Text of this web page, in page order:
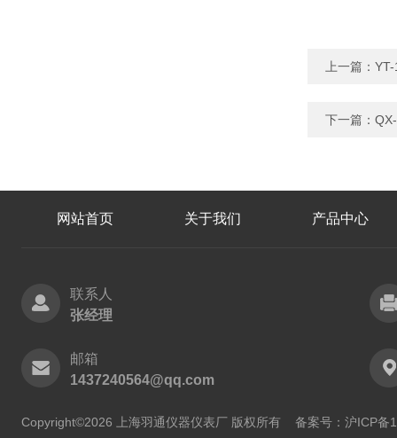
上一篇：
下一篇：
网站首页 关于我们 产品中心
联系人
张经理
邮箱
1437240564@qq.com
Copyright©2026 上海羽通仪器仪表厂 版权所有 备案号：沪ICP备